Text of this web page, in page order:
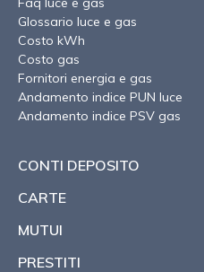
Glossario luce e gas
Costo kWh
Costo gas
Fornitori energia e gas
Andamento indice PUN luce
Andamento indice PSV gas
CONTI DEPOSITO
CARTE
MUTUI
PRESTITI